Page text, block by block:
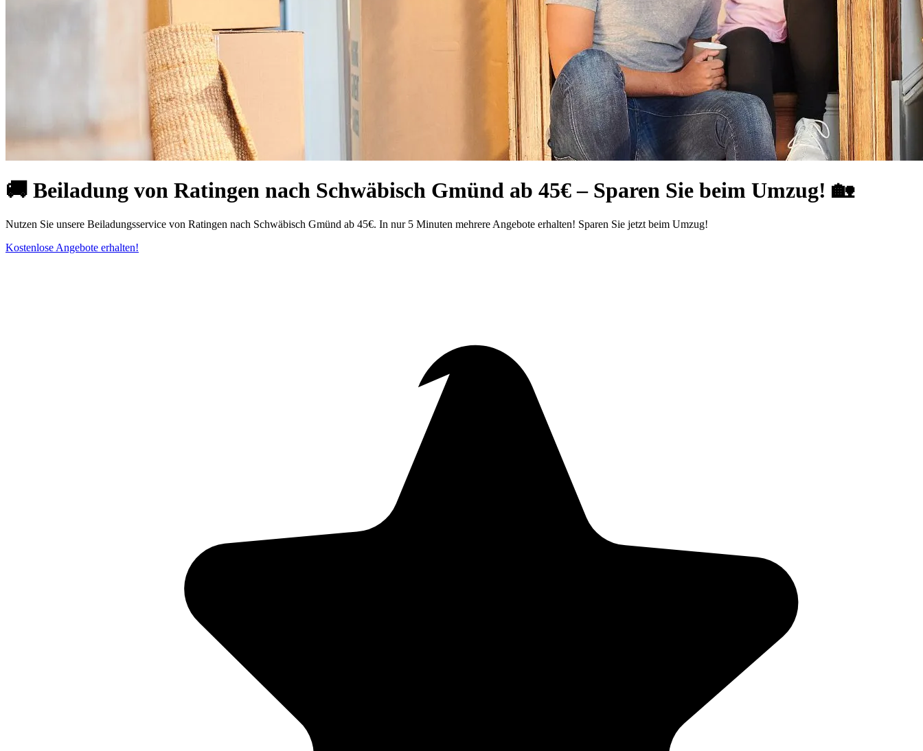
🚚 Beiladung von Ratingen nach Schwäbisch Gmünd ab 45€ – Sparen Sie beim Umzug! 🏡
Nutzen Sie unsere Beiladungsservice von Ratingen nach Schwäbisch Gmünd ab 45€. In nur 5 Minuten mehrere Angebote erhalten! Sparen Sie jetzt beim Umzug!
Kostenlose Angebote erhalten!